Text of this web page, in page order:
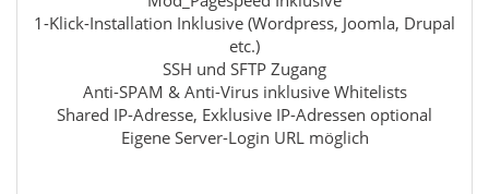
1-Klick-Installation Inklusive (Wordpress, Joomla, Drupal
etc.)
SSH und SFTP Zugang
Anti-SPAM & Anti-Virus inklusive Whitelists
Shared IP-Adresse, Exklusive IP-Adressen optional
Eigene Server-Login URL möglich